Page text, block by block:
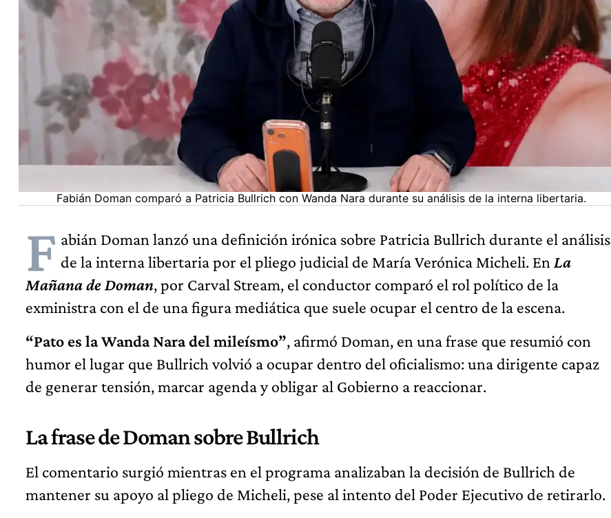
Fabián Doman comparó a Patricia Bullrich con Wanda Nara durante su análisis de la interna libertaria.
F abián Doman lanzó una definición irónica sobre Patricia Bullrich durante el análisis
de la interna libertaria por el pliego judicial de María Verónica Micheli. En La
Mañana de Doman, por Carval Stream, el conductor comparó el rol político de la
exministra con el de una figura mediática que suele ocupar el centro de la escena.
“Pato es la Wanda Nara del mileísmo”, afirmó Doman, en una frase que resumió con
humor el lugar que Bullrich volvió a ocupar dentro del oficialismo: una dirigente capaz
de generar tensión, marcar agenda y obligar al Gobierno a reaccionar.
La frase de Doman sobre Bullrich
El comentario surgió mientras en el programa analizaban la decisión de Bullrich de
mantener su apoyo al pliego de Micheli, pese al intento del Poder Ejecutivo de retirarlo.